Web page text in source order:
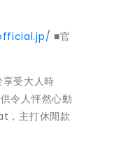
■官
享受大人時
令人怦然心動
，主打休閒款